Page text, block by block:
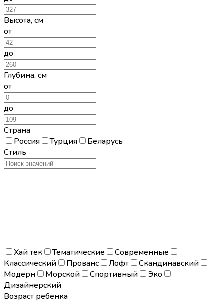
Высота,см
от
до
Глубина,см
от
до
Страна
Россия
Турция
Беларусь
Стиль
Хай тек Тематические
Современные
Классический
Прованс Лофт
Скандинавский
Модерн
Морской Спортивный
Эко
Дизайнерский
Возраст ребенка